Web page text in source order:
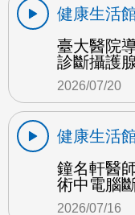
健康生活
臺大醫院
診斷攝護
2026/07/20
健康生活
鐘名軒醫
術中電腦
2026/07/16